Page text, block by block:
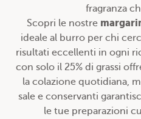
fragranza
Scopri le nostre
ideale al burro per chi
risultati eccellenti in ogni
con solo il 25% di grassi
la colazione quotidiana,
sale e conservanti
le tue preparazioni